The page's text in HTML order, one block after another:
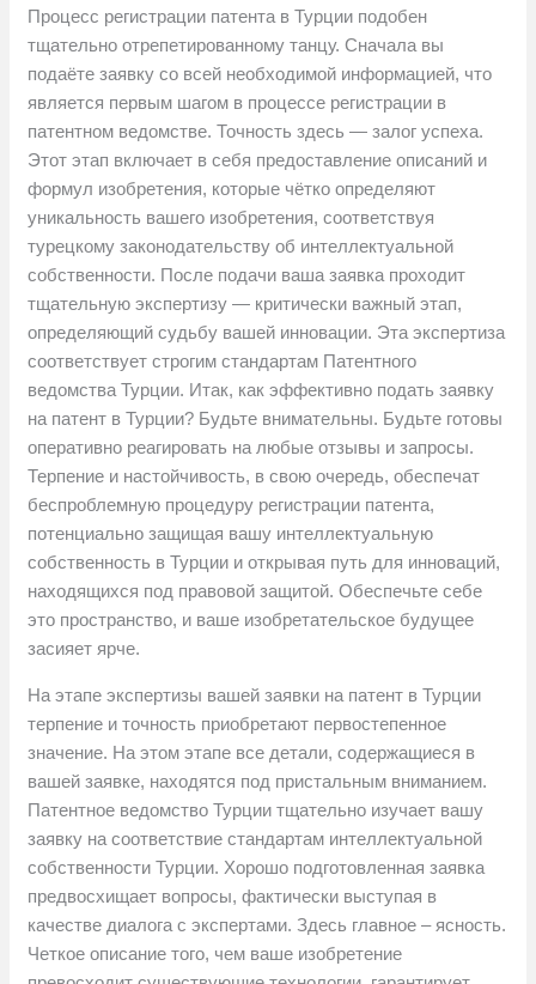
Процесс регистрации патента в Турции подобен
тщательно отрепетированному танцу. Сначала вы
подаёте заявку со всей необходимой информацией, что
является первым шагом в процессе регистрации в
патентном ведомстве. Точность здесь — залог успеха.
Этот этап включает в себя предоставление описаний и
формул изобретения, которые чётко определяют
уникальность вашего изобретения, соответствуя
турецкому законодательству об интеллектуальной
собственности. После подачи ваша заявка проходит
тщательную экспертизу — критически важный этап,
определяющий судьбу вашей инновации. Эта экспертиза
соответствует строгим стандартам Патентного
ведомства Турции. Итак, как эффективно подать заявку
на патент в Турции? Будьте внимательны. Будьте готовы
оперативно реагировать на любые отзывы и запросы.
Терпение и настойчивость, в свою очередь, обеспечат
беспроблемную процедуру регистрации патента,
потенциально защищая вашу интеллектуальную
собственность в Турции и открывая путь для инноваций,
находящихся под правовой защитой. Обеспечьте себе
это пространство, и ваше изобретательское будущее
засияет ярче.
На этапе экспертизы вашей заявки на патент в Турции
терпение и точность приобретают первостепенное
значение. На этом этапе все детали, содержащиеся в
вашей заявке, находятся под пристальным вниманием.
Патентное ведомство Турции тщательно изучает вашу
заявку на соответствие стандартам интеллектуальной
собственности Турции. Хорошо подготовленная заявка
предвосхищает вопросы, фактически выступая в
качестве диалога с экспертами. Здесь главное – ясность.
Четкое описание того, чем ваше изобретение